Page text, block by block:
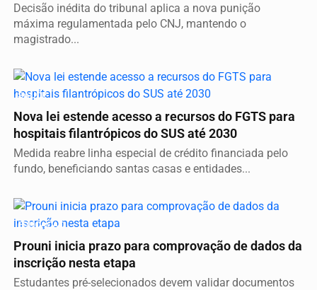
Decisão inédita do tribunal aplica a nova punição
máxima regulamentada pelo CNJ, mantendo o
magistrado...
SAÚDE
Nova lei estende acesso a recursos do FGTS para
hospitais filantrópicos do SUS até 2030
Medida reabre linha especial de crédito financiada pelo
fundo, beneficiando santas casas e entidades...
EDUCAÇÃO
Prouni inicia prazo para comprovação de dados da
inscrição nesta etapa
Estudantes pré-selecionados devem validar documentos